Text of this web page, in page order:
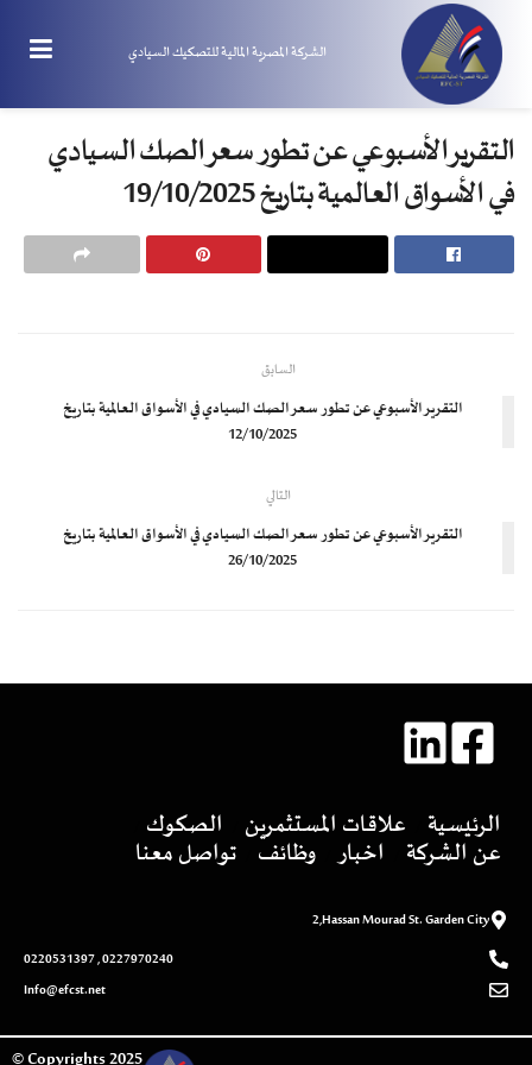
الشركة المصرية المالية للتصكيك السيادي
التقرير الأسبوعي عن تطور سعر الصك السيادي
في الأسواق العالمية بتاريخ 19/10/2025
السابق
التقرير الأسبوعي عن تطور سعر الصك السيادي في الأسواق العالمية بتاريخ
12/10/2025
التالي
التقرير الأسبوعي عن تطور سعر الصك السيادي في الأسواق العالمية بتاريخ
26/10/2025
الرئيسية علاقات المستثمرين الصكوك
عن الشركة اخبار وظائف تواصل معنا
2,Hassan Mourad St. Garden City
0227970240 , 0220531397
Info@efcst.net